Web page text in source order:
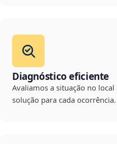
Diagnóstico eficiente
Avaliamos a situação no
solução para cada ocorrência.